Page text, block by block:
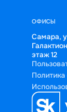
ОФИСЫ
Самара,
этаж 12